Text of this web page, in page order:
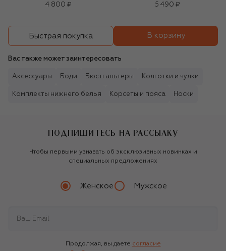
4 800 ₽
5 490 ₽
Быстрая покупка В корзину
Вас также может заинтересовать
Аксессуары Боди Бюстгальтеры Колготки и чулки
Комплекты нижнего белья Корсеты и пояса Носки
ПОДПИШИТЕСЬ НА РАССЫЛКУ
Чтобы первыми узнавать об эксклюзивных новинках и
специальных предложениях
Женское Мужское
Продолжая, вы даете согласие